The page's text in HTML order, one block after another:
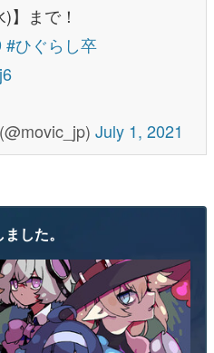
】まで！
#ひぐらし卒
July 1, 2021
した。